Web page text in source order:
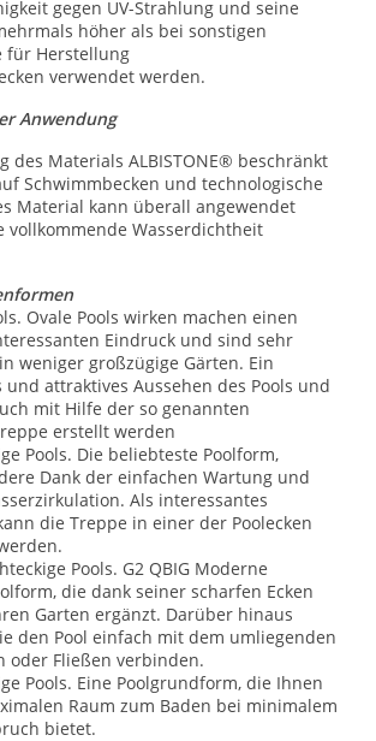
gegen UV-Strahlung und seine
höher als bei sonstigen
für Herstellung
verwendet werden.
Anwendung
des Materials ALBISTONE® beschränkt
Schwimmbecken und technologische
Material kann überall angewendet
vollkommende Wasserdichtheit
Ovale Pools wirken machen einen
Eindruck und sind sehr
weniger großzügige Gärten. Ein
und attraktives Aussehen des Pools und
mit Hilfe der so genannten
erstellt werden
Pools. Die beliebteste Poolform,
Dank der einfachen Wartung und
Als interessantes
die Treppe in einer der Poolecken
Pools. G2 QBIG Moderne
die dank seiner scharfen Ecken
Garten ergänzt. Darüber hinaus
den Pool einfach mit dem umliegenden
oder Fließen verbinden.
Pools. Eine Poolgrundform, die Ihnen
Raum zum Baden bei minimalem
bietet.